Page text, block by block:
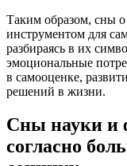
Таким образом, сны
инструментом для
разбираясь в их
эмоциональные
в самооценке,
решений в жизни.
Сны науки и
согласно